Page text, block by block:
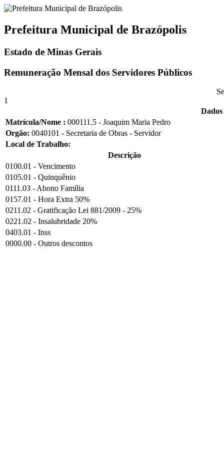
Prefeitura Municipal de Brazópolis
Estado de Minas Gerais
Remuneração Mensal dos Servidores Públicos
1
Matrícula/Nome : 000111.5 - Joaquim Maria Pedro
Orgão: 0040101 - Secretaria de Obras - Servidor
Local de Trabalho:
Descrição
0100.01 - Vencimento
0105.01 - Quinquênio
0111.03 - Abono Família
0157.01 - Hora Extra 50%
0211.02 - Gratificação Lei 881/2009 - 25%
0221.02 - Insalubridade 20%
0403.01 - Inss
0000.00 - Outros descontos